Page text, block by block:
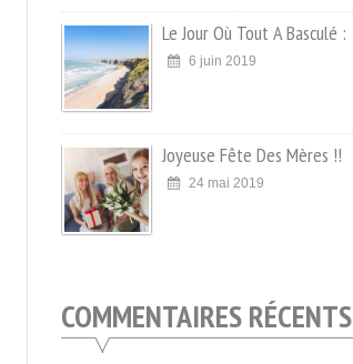
Le Jour Où Tout A Basculé :
6 juin 2019
Joyeuse Fête Des Mères !!
24 mai 2019
COMMENTAIRES RÉCENTS